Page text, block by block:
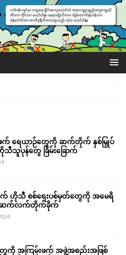
ဖက် ရေယာဉ်တွေကို ဆက်တိုက် နှစ်မြှုပ်
သူပုန်တွေ ခြိမ်းခြောက်
က် ဟိုသီ စစ်ရေးပစ်မှတ်တွေကို အမေရိ
ဆက်လက်တိုက်ခိုက်
အကြမ်းဖက် အဖွဲ့အစည်းအဖြစ်